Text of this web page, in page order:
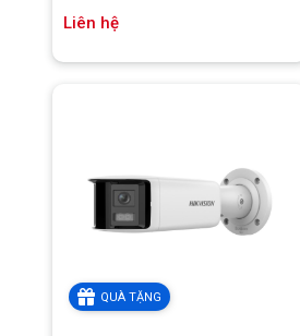
Liên hệ
QUÀ TẶNG